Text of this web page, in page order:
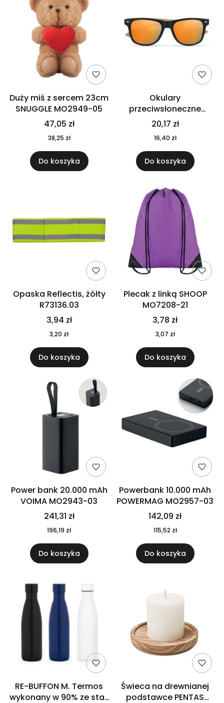
Duży miś z sercem 23cm
SNUGGLE MO2949-05
47,05 zł
38,25 zł
Do koszyka
Okulary
przeciwsłoneczne
CALIFORNIA TOUCH
MO9617-10
20,17 zł
16,40 zł
Do koszyka
Opaska Reflectis, żółty
R73136.03
3,94 zł
3,20 zł
Do koszyka
Plecak z linką SHOOP
MO7208-21
3,78 zł
3,07 zł
Do koszyka
Power bank 20.000 mAh
VOIMA MO2943-03
241,31 zł
196,19 zł
Do koszyka
Powerbank 10.000 mAh
POWERMAG MO2957-03
142,09 zł
115,52 zł
Do koszyka
RE-BUFFON M. Termos
wykonany w 90% ze stali
Świeca na drewnianej
podstawce PENTAS